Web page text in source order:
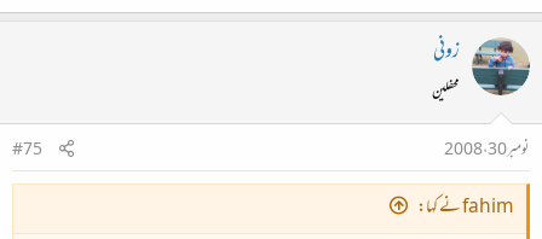
زونی
محفلین
نومبر 30، 2008
#75
fahim نے کہا: